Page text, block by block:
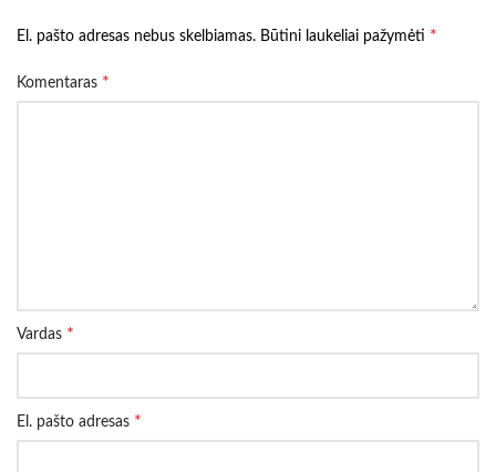
El. pašto adresas nebus skelbiamas. Būtini laukeliai pažymėti *
Komentaras *
Vardas *
El. pašto adresas *